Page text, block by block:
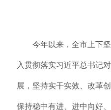
今年以来，全市上下
入贯彻落实习近平总书记
展，坚持实干实效、改革
保持稳中有进、进中向好